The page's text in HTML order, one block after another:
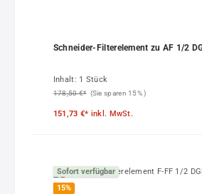
Schneider-Filterelement zu AF 1/2
Inhalt: 1 Stück
178,50 €* (Sie sparen 15% )
151,73 €* inkl. MwSt.
Sofort verfügbar
15%